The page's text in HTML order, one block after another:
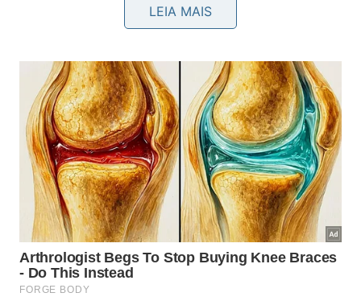
Veja no vídeo a execução prática dessa receita
acessando diretamente ocanal A DICA DO DIA
COM FLÁVIA FERRARI do YouTubepara aprender
ótimas técnicas eficientes dehigieneecuidado
doméstico:
LEIA MAIS